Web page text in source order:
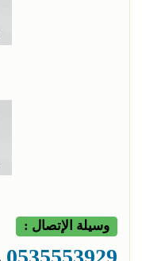
وسيلة الإتصال :